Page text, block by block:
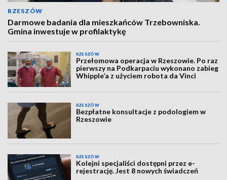
RZESZÓW
Darmowe badania dla mieszkańców Trzebowniska.
Gmina inwestuje w profilaktykę
RZESZÓW
Przełomowa operacja w Rzeszowie. Po raz
pierwszy na Podkarpaciu wykonano zabieg
Whipple’a z użyciem robota da Vinci
RZESZÓW
Bezpłatne konsultacje z podologiem w
Rzeszowie
RZESZÓW
Kolejni specjaliści dostępni przez e-
rejestrację. Jest 8 nowych świadczeń